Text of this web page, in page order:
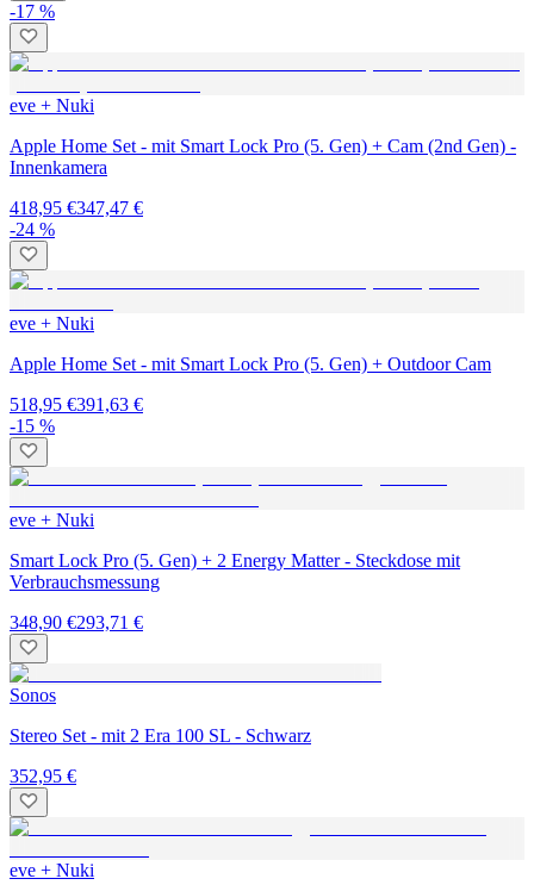
-17 %
eve + Nuki
Apple Home Set - mit Smart Lock Pro (5. Gen) + Cam (2nd Gen) -
Innenkamera
418,95 €347,47 €
-24 %
eve + Nuki
Apple Home Set - mit Smart Lock Pro (5. Gen) + Outdoor Cam
518,95 €391,63 €
-15 %
eve + Nuki
Smart Lock Pro (5. Gen) + 2 Energy Matter - Steckdose mit
Verbrauchsmessung
348,90 €293,71 €
Sonos
Stereo Set - mit 2 Era 100 SL - Schwarz
352,95 €
eve + Nuki